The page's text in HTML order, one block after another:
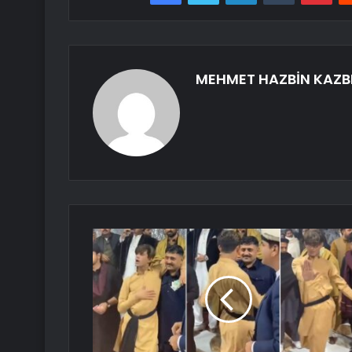
MEHMET HAZBİN